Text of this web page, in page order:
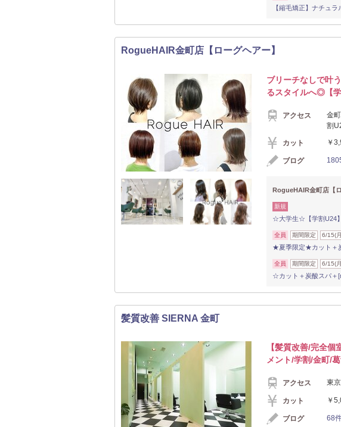
【縮毛矯正】ナチュ
RogueHAIR金町店【ローグヘアー】
ブリーチなしで叶
るスタイルへ◎【学
アクセス
金
割
カット ￥
ブログ
RogueHAIR金町店【
新規
☆大学生☆【学割U24
全員 期間限定 6/15(
★夏季限定★カット＋
全員 期間限定 6/15(
☆カット＋炭酸スパ＋
髪質改善 SIERNA 金町
【髪質改善/完全
メント/学割/金町/
アクセス 東
カット ￥
ブログ 68